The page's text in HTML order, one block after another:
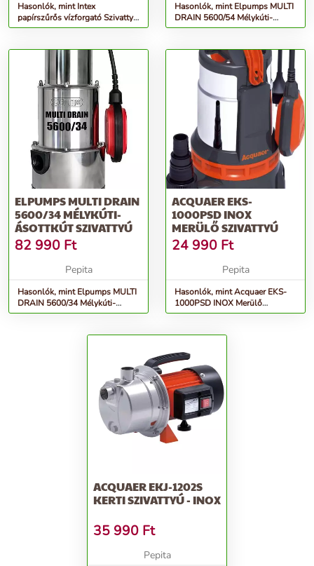
Hasonlók, mint Intex
papírszűrős vízforgató Szivattyú
- 2500GPH (28634GS)
Hasonlók, mint Elpumps MULTI
DRAIN 5600/54 Mélykúti-
Ásottkút szivattyú
ELPUMPS MULTI DRAIN
5600/34 MÉLYKÚTI-
ÁSOTTKÚT SZIVATTYÚ
82 990 Ft
Pepita
Hasonlók, mint Elpumps MULTI
DRAIN 5600/34 Mélykúti-
Ásottkút szivattyú
ACQUAER EKS-
1000PSD INOX
MERÜLŐ SZIVATTYÚ
24 990 Ft
Pepita
Hasonlók, mint Acquaer EKS-
1000PSD INOX Merülő
szivattyú
ACQUAER EKJ-1202S
KERTI SZIVATTYÚ - INOX
35 990 Ft
Pepita